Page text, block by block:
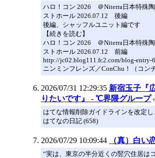
ハロ！コン 2026 ＠Niterra日本特殊
ストホール 2026.07.12 後編
後編、シャッフルユニット編です
【続きを読む】
ハロ！コン 2026 ＠Niterra日本特殊
ストホール 2026.07.12 前編
http://jc02.blog111.fc2.com/blog-entry-
ニンミンフレンズ／ConChu！（コン
2026/07/31 12:29:35 新宿玉子『
りたいです』 - ℃界隈グループ
はてな情報削除ガイドラインを改定し
はてなの日記 (658)
2026/07/29 10:09:44 （真）白い
“実は、東京の半分近くの竪穴住居は